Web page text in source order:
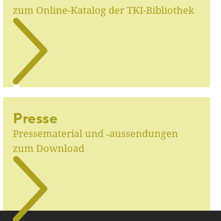
zum Online-Katalog der TKI-Bibliothek
Presse
Pressematerial und ‑aussendungen
zum Download